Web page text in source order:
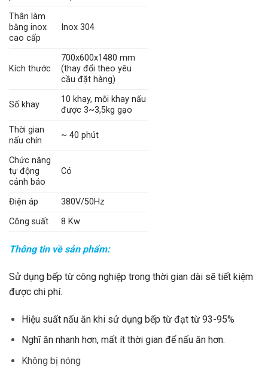
Thân làm
bằng inox
cao cấp
Inox 304
Kích thước
700x600x1480 mm
(thay đổi theo yêu
cầu đặt hàng)
Số khay
10 khay, mỗi khay nấu
được 3~3,5kg gạo
Thời gian
nấu chín
~ 40 phút
Chức năng
tự động
cảnh báo
Có
Điện áp
380V/50Hz
Công suất
8 Kw
Thông tin về sản phẩm:
Sử dụng bếp từ công nghiệp trong thời gian dài sẽ tiết kiệm
được chi phí.
Hiệu suất nấu ăn khi sử dụng bếp từ đạt từ 93-95%
Nghĩ ăn nhanh hơn, mất ít thời gian để nấu ăn hơn.
Không bị nóng